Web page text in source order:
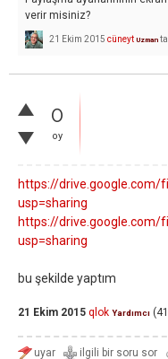
verir misiniz?
21 Ekim 2015 cüneyt Uzman
0
oy
https://drive.google.com/
usp=sharing
https://drive.google.com/
usp=sharing
bu şekilde yaptım
21 Ekim 2015 qlok Yardımcı (